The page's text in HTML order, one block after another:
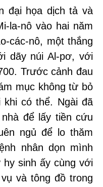
đại họa dịch tả và
la-nô vào hai năm
các-nô, một thắng
dãy núi Al-pơ, với
Trước cảnh đau
mục không từ bỏ
có thể. Ngài đã
để lấy tiền cứu
ngủ để lo thăm
nhân dọn mình
sinh ấy cùng với
và tông đồ trong